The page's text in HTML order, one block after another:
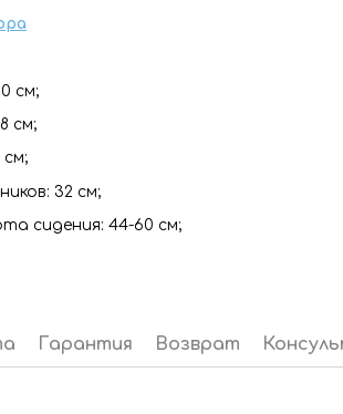
см;
см;
см;
32 см;
сидения: 44-60 см;
Гарантия Возврат